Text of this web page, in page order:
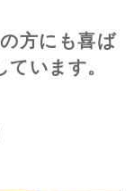
方にも喜ば
います。